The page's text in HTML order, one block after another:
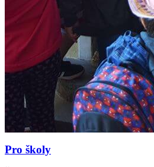
Pro školy